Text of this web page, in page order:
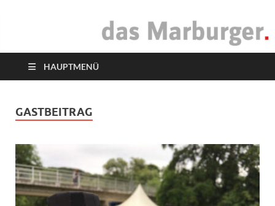
das Marburger.
HAUPTMENÜ
GASTBEITRAG